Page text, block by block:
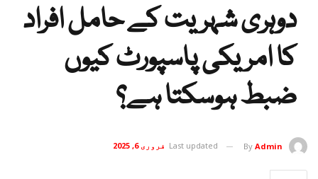
دوہری شہریت کے حامل افراد
کا امریکی پاسپورٹ کیوں
ضبط ہوسکتا ہے؟
By Admin
Last updated فروری 6, 2025